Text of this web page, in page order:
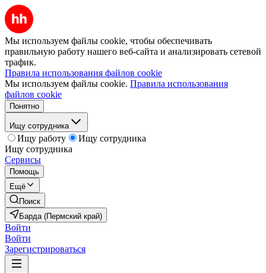
Мы используем файлы cookie, чтобы обеспечивать
правильную работу нашего веб-сайта и анализировать сетевой
трафик.
Правила использования файлов cookie
Мы используем файлы cookie. Правила использования
файлов cookie
Понятно
Ищу сотрудника
Ищу работу
Ищу сотрудника
Ищу сотрудника
Сервисы
Помощь
Ещё
Поиск
Барда (Пермский край)
Войти
Войти
Зарегистрироваться